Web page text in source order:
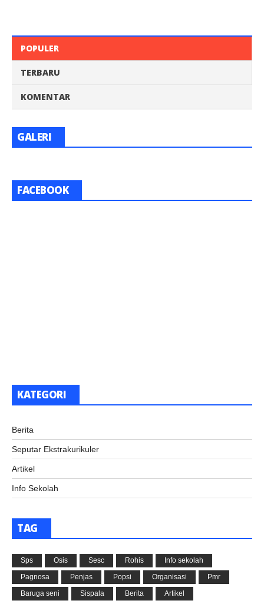
POPULER
TERBARU
KOMENTAR
GALERI
FACEBOOK
KATEGORI
Berita
Seputar Ekstrakurikuler
Artikel
Info Sekolah
TAG
Sps Osis Sesc Rohis
Info sekolah
Pagnosa
Penjas Popsi Organisasi
Pmr
Baruga seni
Sispala Berita Artikel